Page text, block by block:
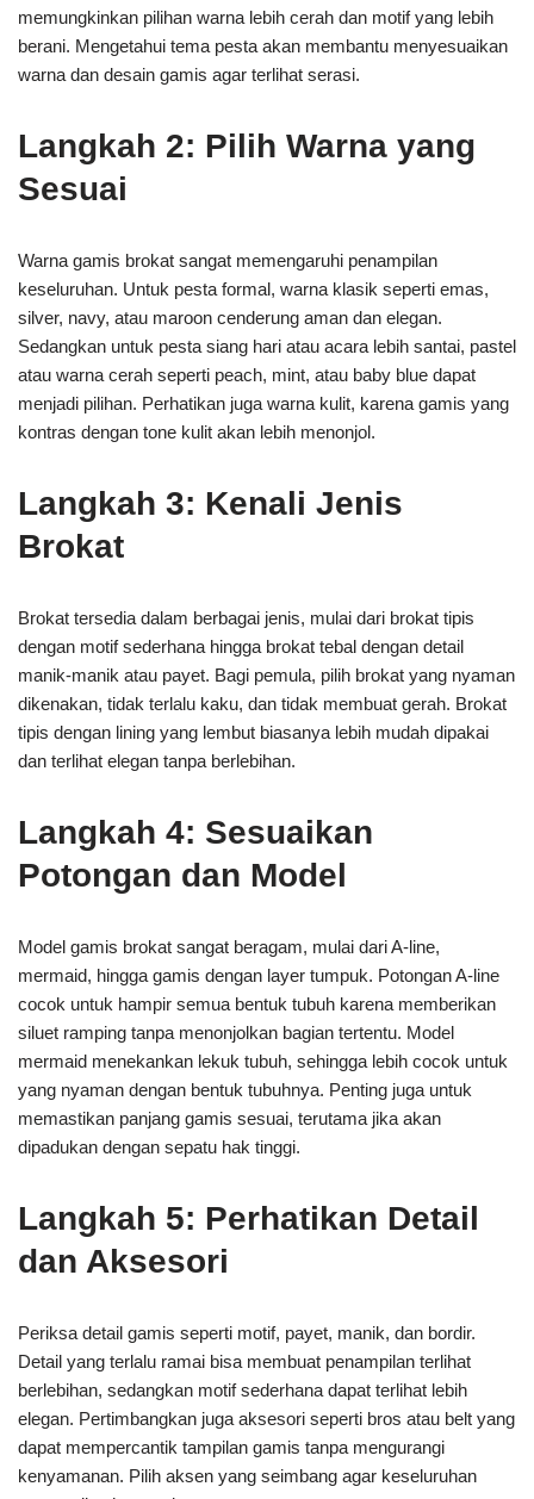
memungkinkan pilihan warna lebih cerah dan motif yang lebih
berani. Mengetahui tema pesta akan membantu menyesuaikan
warna dan desain gamis agar terlihat serasi.
Langkah 2: Pilih Warna yang
Sesuai
Warna gamis brokat sangat memengaruhi penampilan
keseluruhan. Untuk pesta formal, warna klasik seperti emas,
silver, navy, atau maroon cenderung aman dan elegan.
Sedangkan untuk pesta siang hari atau acara lebih santai, pastel
atau warna cerah seperti peach, mint, atau baby blue dapat
menjadi pilihan. Perhatikan juga warna kulit, karena gamis yang
kontras dengan tone kulit akan lebih menonjol.
Langkah 3: Kenali Jenis
Brokat
Brokat tersedia dalam berbagai jenis, mulai dari brokat tipis
dengan motif sederhana hingga brokat tebal dengan detail
manik-manik atau payet. Bagi pemula, pilih brokat yang nyaman
dikenakan, tidak terlalu kaku, dan tidak membuat gerah. Brokat
tipis dengan lining yang lembut biasanya lebih mudah dipakai
dan terlihat elegan tanpa berlebihan.
Langkah 4: Sesuaikan
Potongan dan Model
Model gamis brokat sangat beragam, mulai dari A-line,
mermaid, hingga gamis dengan layer tumpuk. Potongan A-line
cocok untuk hampir semua bentuk tubuh karena memberikan
siluet ramping tanpa menonjolkan bagian tertentu. Model
mermaid menekankan lekuk tubuh, sehingga lebih cocok untuk
yang nyaman dengan bentuk tubuhnya. Penting juga untuk
memastikan panjang gamis sesuai, terutama jika akan
dipadukan dengan sepatu hak tinggi.
Langkah 5: Perhatikan Detail
dan Aksesori
Periksa detail gamis seperti motif, payet, manik, dan bordir.
Detail yang terlalu ramai bisa membuat penampilan terlihat
berlebihan, sedangkan motif sederhana dapat terlihat lebih
elegan. Pertimbangkan juga aksesori seperti bros atau belt yang
dapat mempercantik tampilan gamis tanpa mengurangi
kenyamanan. Pilih aksen yang seimbang agar keseluruhan